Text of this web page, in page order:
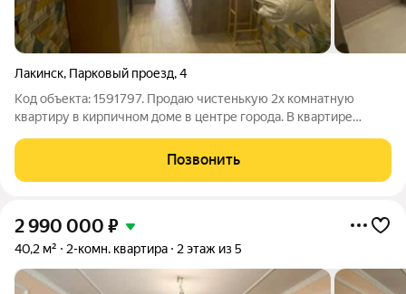
Лакинск, Парковый проезд,4
Код объекта: 1591797. Продаю чистенькую 2х комнатную
квартиру в кирпичном доме в центре города. В квартире
Комнаты изолированные на разные стороны, теплая, светлая
квартира, рядом парк, садик,
Позвонить
2 990 000 ₽
40,2 м² 2-комн. квартира 2 этаж из 5